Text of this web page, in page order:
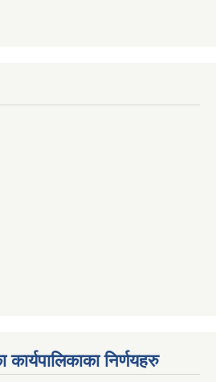
कार्यपालिकाका निर्णयहरु